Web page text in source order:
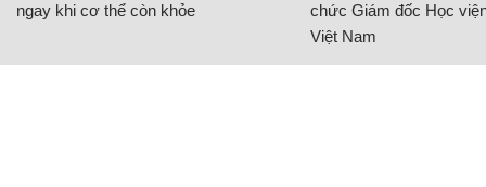
ngay khi cơ thể còn khỏe
chức Giám đốc Học
Việt Nam